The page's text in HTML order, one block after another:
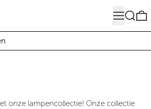
MenuZoeken
onze lampencollectie! Onze collectie